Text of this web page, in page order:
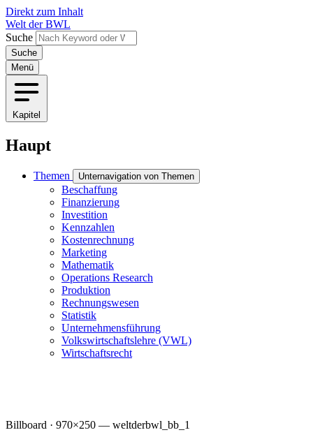
Direkt zum Inhalt
Welt der BWL
Suche
Menü
Kapitel
Haupt
Themen Unternavigation von Themen
Beschaffung
Finanzierung
Investition
Kennzahlen
Kostenrechnung
Marketing
Mathematik
Operations Research
Produktion
Rechnungswesen
Statistik
Unternehmensführung
Volkswirtschaftslehre (VWL)
Wirtschaftsrecht
Billboard · 970×250 — weltderbwl_bb_1